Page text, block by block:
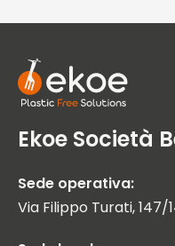
Ekoe Società
Sede operativa:
Via Filippo Turati, 147/